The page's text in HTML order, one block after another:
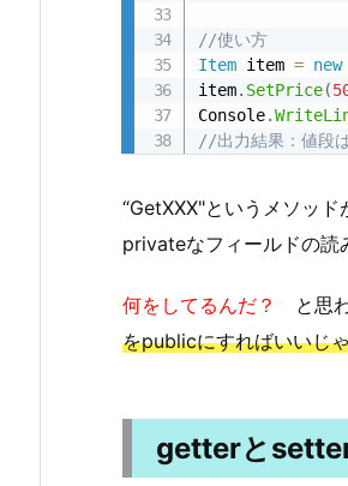
//使い方
Item item = new
item. SetPrice(
Console.
//出力結果：値段
“GetXXX"というメソッ
privateなフィールドの読
何をしてるんだ？ と思
をpublicにすればいいじ
getterと